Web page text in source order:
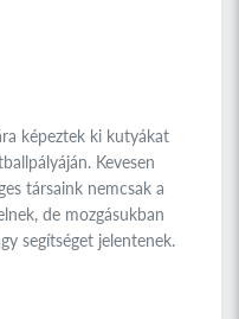
képeztek ki kutyákat
Kevesen
társaink nemcsak a
de mozgásukban
segítséget jelentenek.